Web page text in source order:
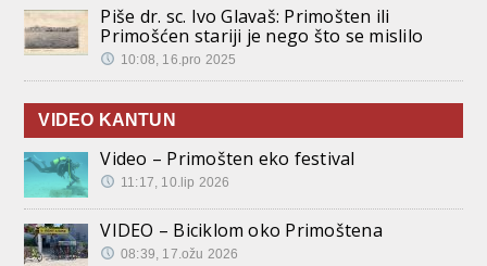
Piše dr. sc. Ivo Glavaš: Primošten ili
Primošćen stariji je nego što se mislilo
10:08, 16.pro 2025
VIDEO KANTUN
Video – Primošten eko festival
11:17, 10.lip 2026
VIDEO – Biciklom oko Primoštena
08:39, 17.ožu 2026